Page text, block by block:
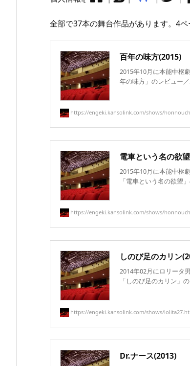
全部で37本の舞台作品があります。4
百年の味方(2015)
2015年10月に本能中枢
年の味方」のレビュー
https://engeki.kansolink.com/shows/
電車という名の欲
2015年10月に本能中枢
「電車という名の欲望
https://engeki.kansolink.com/shows/
しのび足のカリン
2014年02月にロリータ
「しのび足のカリン」
https://engeki.kansolink.com/shows/
Dr.ナース(2013)